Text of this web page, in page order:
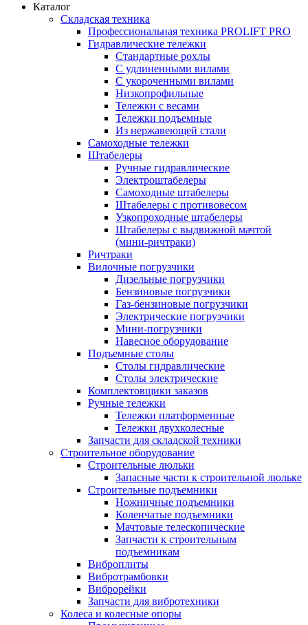
Каталог
Складская техника
Профессиональная техника PROLIFT PRO
Гидравлические тележки
Стандартные рохлы
С удлиненными вилами
С укороченными вилами
Низкопрофильные
Тележки с весами
Тележки подъемные
Из нержавеющей стали
Самоходные тележки
Штабелеры
Ручные гидравлические
Электроштабелеры
Самоходные штабелеры
Штабелеры с противовесом
Узкопроходные штабелеры
Штабелеры с выдвижной мачтой
(мини-ричтраки)
Ричтраки
Вилочные погрузчики
Дизельные погрузчики
Бензиновые погрузчики
Газ-бензиновые погрузчики
Электрические погрузчики
Мини-погрузчики
Навесное оборудование
Подъемные столы
Столы гидравлические
Столы электрические
Комплектовщики заказов
Ручные тележки
Тележки платформенные
Тележки двухколесные
Запчасти для складской техники
Строительное оборудование
Строительные люльки
Запасные части к строительной люльке
Строительные подъемники
Ножничные подъемники
Коленчатые подъемники
Мачтовые телескопические
Запчасти к строительным
подъемникам
Виброплиты
Вибротрамбовки
Виброрейки
Запчасти для вибротехники
Колеса и колесные опоры